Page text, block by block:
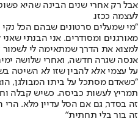
אבל רק אחרי שנים הבינה שהיא
לעצמה ככזו.
"מי שמעלים סרטונים שבהם הכל נקי
מאורגנים ומסודרים. אני הבנתי
למצוא את הדרך שמתאימה לי לשמור
אנסה שגרה חדשה, ואחרי שלושה
על עצמי אלא להבין שזו לא השיטה
"כשאדם מסתכל על ביתו המבולגן,
תמריץ לעשות כביסה. כשיש קבלה
זה בסדר, גם אם הסל עדיין מלא. הרי
זה בור בלי תחתית"